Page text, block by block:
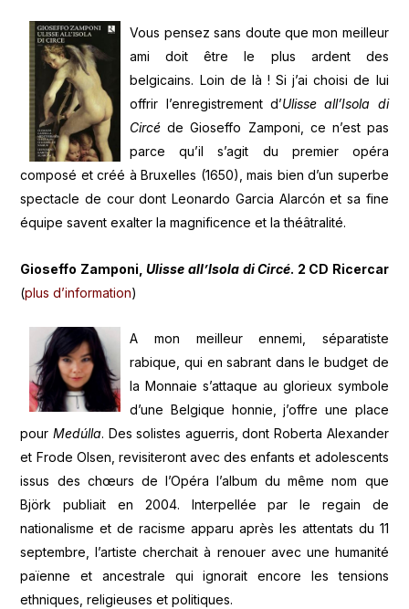
Vous pensez sans doute que mon meilleur
ami doit être le plus ardent des
belgicains. Loin de là ! Si j’ai choisi de lui
offrir l’enregistrement d’Ulisse all’Isola di
Circéde Gioseffo Zamponi, ce n’est pas
parce qu’il s’agit du premier opéra
composé et créé à Bruxelles (1650), mais bien d’un superbe
spectacle de cour dont Leonardo Garcia Alarcón et sa fine
équipe savent exalter la magnificence et la théâtralité.
Gioseffo Zamponi,Ulisse all’Isola di Circé. 2 CD Ricercar
(plus d’information)
A mon meilleur ennemi, séparatiste
rabique, qui en sabrant dans le budget de
la Monnaie s’attaque au glorieux symbole
d’une Belgique honnie, j’offre une place
pour Medúlla. Des solistes aguerris, dont Roberta Alexander
et Frode Olsen, revisiteront avec des enfants et adolescents
issus des chœurs de l’Opéra l’album du même nom que
Björk publiait en 2004. Interpellée par le regain de
nationalisme et de racisme apparu après les attentats du 11
septembre, l’artiste cherchait à renouer avec une humanité
païenne et ancestrale qui ignorait encore les tensions
ethniques, religieuses et politiques.